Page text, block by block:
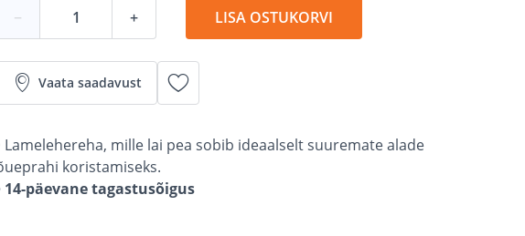
− + LISA OSTUKORVI
Vaata saadavust
Lamelehereha, mille lai pea sobib ideaalselt suuremate alade
koristamiseks.
14-päevane tagastusõigus